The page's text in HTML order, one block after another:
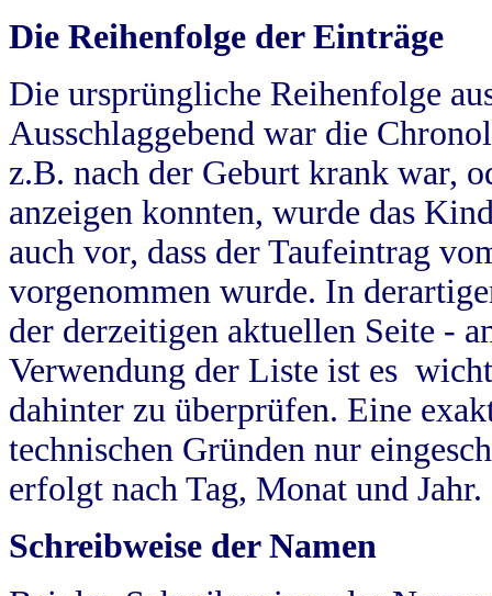
Die Reihenfolge der Einträge
Die ursprüngliche Reihenfolge
Ausschlaggebend war die
z.B. nach der Geburt krank war,
anzeigen konnten, wurde das
auch vor, dass der Taufeintrag
vorgenommen wurde. In
der derzeitigen aktuellen Seite -
Verwendung der Liste ist es
dahinter zu überprüfen. Eine
technischen Gründen nur
erfolgt nach Tag, Monat und Jahr.
Schreibweise der Namen